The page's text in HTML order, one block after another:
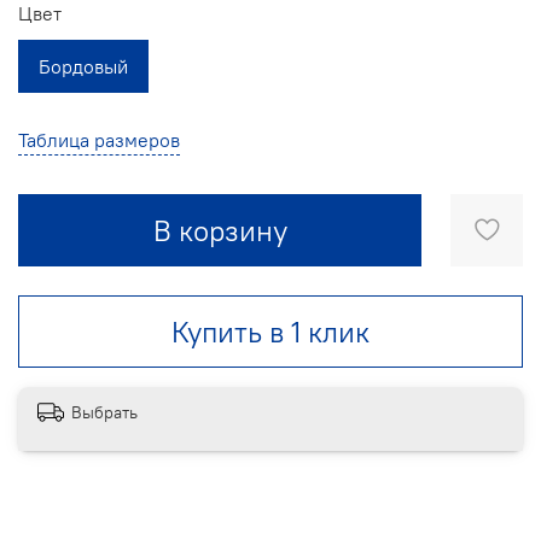
Таблица размеров
В корзину
Купить в 1 клик
Цвет
Бордовый
Выбрать